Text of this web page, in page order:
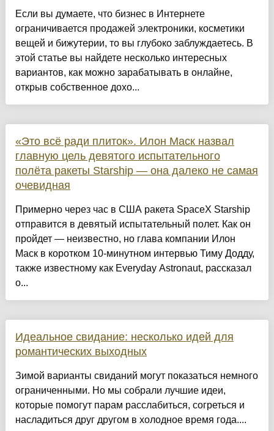
Если вы думаете, что бизнес в Интернете
ограничивается продажей электроники, косметики
вещей и бижутерии, то вы глубоко заблуждаетесь. В
этой статье вы найдете несколько интересных
вариантов, как можно зарабатывать в онлайне,
открыв собственное дохо...
«Это всё ради плиток». Илон Маск назвал
главную цель девятого испытательного
полёта ракеты Starship — она далеко не самая
очевидная
Примерно через час в США ракета SpaceX Starship
отправится в девятый испытательный полет. Как он
пройдет — неизвестно, но глава компании Илон
Маск в коротком 10-минутном интервью Тиму Додду,
также известному как Everyday Astronaut, рассказал
о...
Идеальное свидание: несколько идей для
романтических выходных
Зимой варианты свиданий могут показаться немного
ограниченными. Но мы собрали лучшие идеи,
которые помогут парам расслабиться, согреться и
насладиться друг другом в холодное время года....